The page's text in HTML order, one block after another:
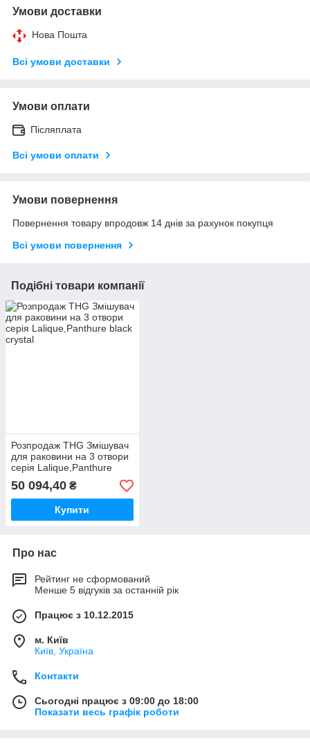
Умови доставки
Нова Пошта
Всі умови доставки
Умови оплати
Післяплата
Всі умови оплати
Умови повернення
Повернення товару впродовж 14 днів за рахунок покупця
Всі умови повернення
Подібні товари компанії
Розпродаж THG Змішувач
для раковини на 3 отвори
серія Lalique,Panthure
black crystal
50 094,40 ₴
Купити
Про нас
Рейтинг не сформований
Менше 5 відгуків за останній рік
Працює з 10.12.2015
м. Київ
Київ, Україна
Контакти
Сьогодні працює з 09:00 до 18:00
Показати весь графік роботи